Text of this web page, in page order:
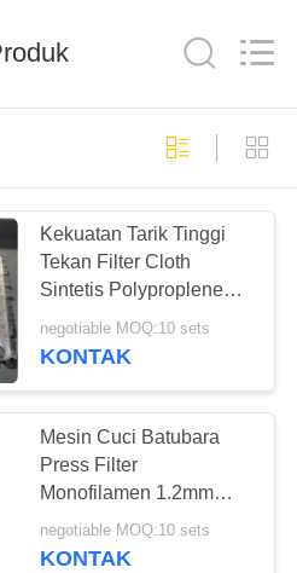
Industri
27
Kekuatan Tarik Tinggi
Tekan Filter Cloth
Sintetis Polyproplene
Woven 750 AB
negotiable MOQ:10 sets
KONTAK
Mesin Cuci Batubara
Press Filter
Monofilamen 1.2mm
Dengan Efek Filtrasi
Baik
negotiable MOQ:10 sets
KONTAK